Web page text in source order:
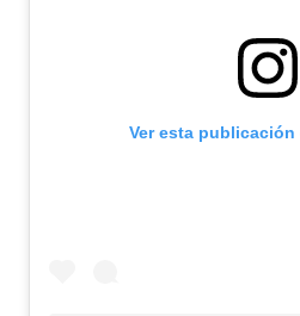
Ver esta publicación